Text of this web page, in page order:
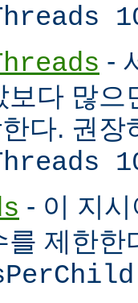
-
보다 많으
다. 권장
- 이 지
를 제한한